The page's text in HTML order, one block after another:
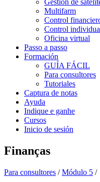
Gestión de
Multifarm
Control
Control
Oficina virtual
Passo a passo
Formación
GUÍA FÁCIL
Para consultores
Tutoriales
Captura de notas
Ayuda
Indique e ganhe
Cursos
Inicio de sesión
Finanças
Para consultores / Módulo 5 /